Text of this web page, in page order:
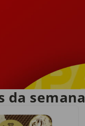
da semana